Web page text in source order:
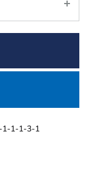
1-1-1-3-1